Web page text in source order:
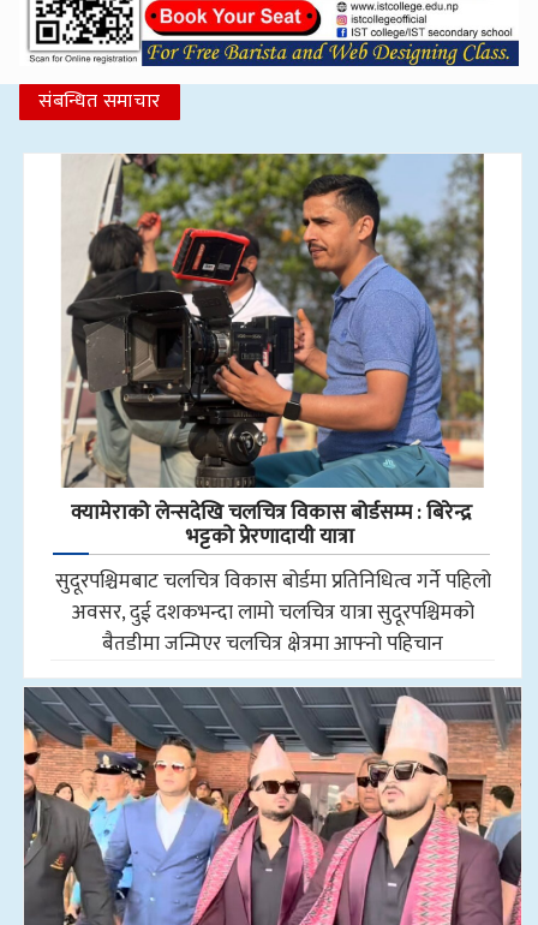
संबन्धित समाचार
क्यामेराको लेन्सदेखि चलचित्र विकास बोर्डसम्म : बिरेन्द्र
भट्टको प्रेरणादायी यात्रा
सुदूरपश्चिमबाट चलचित्र विकास बोर्डमा प्रतिनिधित्व गर्ने पहिलो
अवसर, दुई दशकभन्दा लामो चलचित्र यात्रा सुदूरपश्चिमको
बैतडीमा जन्मिएर चलचित्र क्षेत्रमा आफ्नो पहिचान